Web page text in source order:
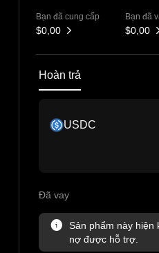
Bạn đã cung cấp
$0,00
Bạn đã
$0,00
Hoàn trả
USDC
Đã vay
Sản phẩm này hiện
nợ được hỗ trợ.